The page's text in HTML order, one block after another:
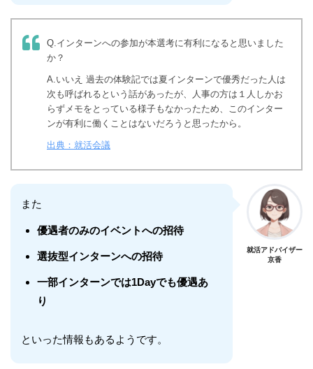
Q.インターンへの参加が本選考に有利になると思いました
か？
A.いいえ 過去の体験記では夏インターンで優秀だった人は
次も呼ばれるという話があったが、人事の方は１人しかお
らずメモをとっている様子もなかったため、このインター
ンが有利に働くことはないだろうと思ったから。
出典：就活会議
また
優遇者のみのイベントへの招待
選抜型インターンへの招待
一部インターンでは1Dayでも優遇あ
り
といった情報もあるようです。
就活アドバイザー
京香